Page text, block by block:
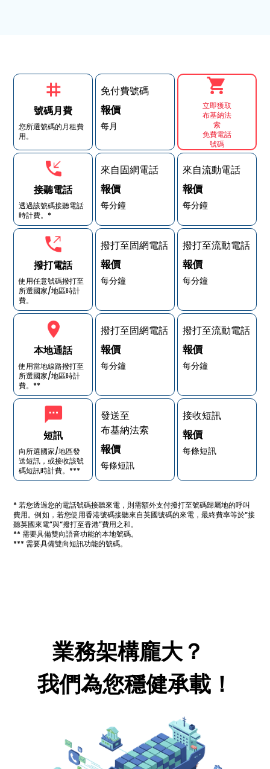
號碼月費
您所選號碼的月租費
用。
接聽電話
透過該號碼接聽電話
時計費。*
撥打電話
使用任意號碼撥打至
所選國家/地區時計
費。
本地通話
使用當地線路撥打至
所選國家/地區時計
費。**
短訊
向所選國家/地區發
送短訊，或接收該號
碼短訊時計費。***
免付費號碼
報價
每月
來自固網電話
報價
每分鐘
撥打至固網電話
報價
每分鐘
撥打至固網電話
報價
每分鐘
發送至
布基納法索
報價
每條短訊
立即獲取
布基納法
索
免費電話
號碼
來自流動電話
報價
每分鐘
撥打至流動電話
報價
每分鐘
撥打至流動電話
報價
每分鐘
接收短訊
報價
每條短訊
* 若您透過您的電話號碼接聽來電，則需額外支付撥打至號碼歸屬地的呼叫
費用。例如，若您使用香港號碼接聽來自英國號碼的來電，最終費率等於“接
聽英國來電”與“撥打至香港”費用之和。
** 需要具備雙向語音功能的本地號碼。
*** 需要具備雙向短訊功能的號碼。
業務架構龐大？
我們為您穩健承載！